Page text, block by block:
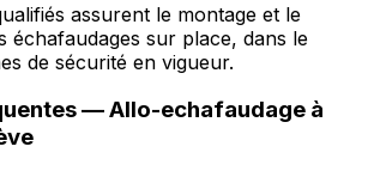
assurent le montage et le
échafaudages sur place, dans le
de sécurité en vigueur.
—Allo-echafaudage à